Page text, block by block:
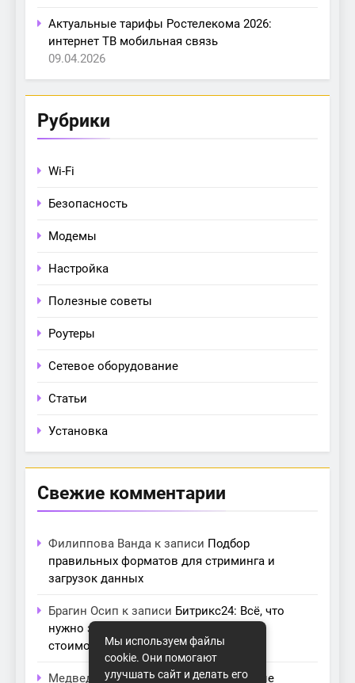
Актуальные тарифы Ростелекома 2026:
интернет ТВ мобильная связь
09.04.2026
Рубрики
Wi-Fi
Безопасность
Модемы
Настройка
Полезные советы
Роутеры
Сетевое оборудование
Статьи
Установка
Свежие комментарии
Филиппова Ванда к записи Подбор
правильных форматов для стриминга и
загрузок данных
Брагин Осип к записи Битрикс24: Всё, что
нужно знать о лицензиях, тарифах и
стоимости в компании Айтекс
Медведева Амалияк записиОсновные
Мы используем файлы
cookie. Они помогают
улучшать сайт и делать его